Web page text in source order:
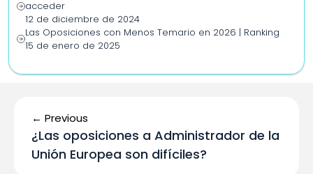
acceder
12 de diciembre de 2024
Las Oposiciones con Menos Temario en 2026 | Ranking
15 de enero de 2025
← Previous
¿Las oposiciones a Administrador de la
Unión Europea son difíciles?